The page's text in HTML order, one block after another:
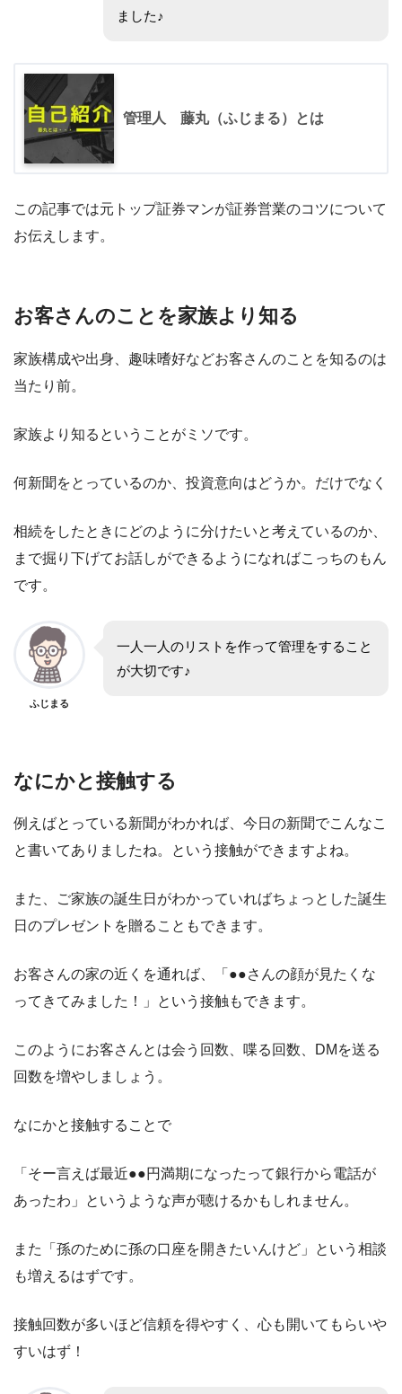
ました♪
管理人 藤丸（ふじまる）とは
この記事では元トップ証券マンが証券営業のコツについて
お伝えします。
お客さんのことを家族より知る
家族構成や出身、趣味嗜好などお客さんのことを知るのは
当たり前。
家族より知るということがミソです。
何新聞をとっているのか、投資意向はどうか。だけでなく
相続をしたときにどのように分けたいと考えているのか、
まで掘り下げてお話しができるようになればこっちのもん
です。
ふじまる
一人一人のリストを作って管理をすること
が大切です♪
なにかと接触する
例えばとっている新聞がわかれば、今日の新聞でこんなこ
と書いてありましたね。という接触ができますよね。
また、ご家族の誕生日がわかっていればちょっとした誕生
日のプレゼントを贈ることもできます。
お客さんの家の近くを通れば、「●●さんの顔が見たくな
ってきてみました！」という接触もできます。
このようにお客さんとは会う回数、喋る回数、DMを送る
回数を増やしましょう。
なにかと接触することで
「そー言えば最近●●円満期になったって銀行から電話が
あったわ」というような声が聴けるかもしれません。
また「孫のために孫の口座を開きたいんけど」という相談
も増えるはずです。
接触回数が多いほど信頼を得やすく、心も開いてもらいや
すいはず！